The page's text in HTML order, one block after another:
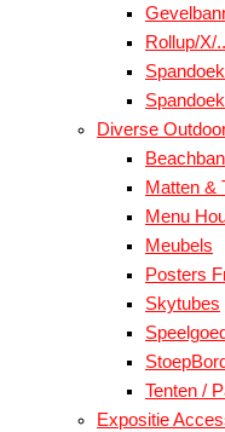
Rollup/X/
Diverse
Matten &
Menu
Meubels
Posters
Skytubes
Speelgoed
Tenten /
Expositie